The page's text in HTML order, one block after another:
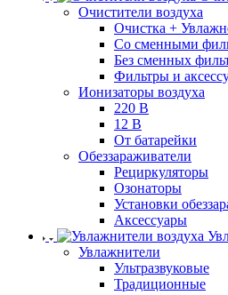
Очистители воздуха
Очистка +
Cо сменными
Без сменных
Фильтры и
Ионизаторы воздуха
220 В
12 В
От батарейки
Обеззараживатели
Рециркуляторы
Озонаторы
Установки
Аксессуары
Увлажнители
Ультразвуковые
Традиционные